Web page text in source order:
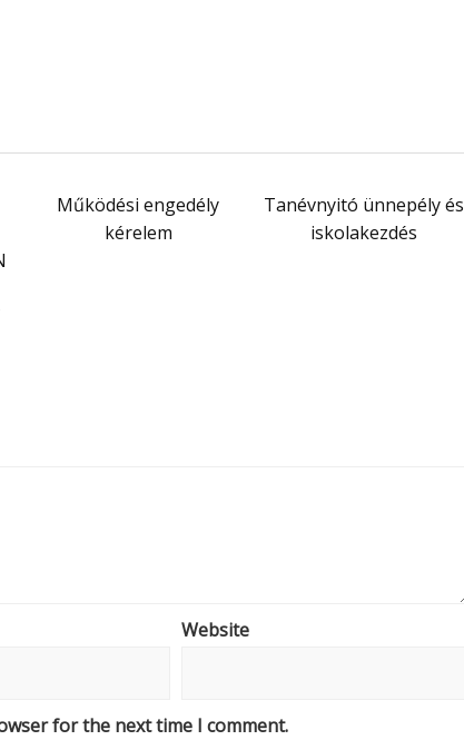
Működési engedély
kérelem
Tanévnyitó ünnepély és
iskolakezdés
Website
for the next time I comment.